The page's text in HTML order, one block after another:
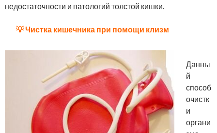
недостаточности и патологий толстой кишки.
💡 Чистка кишечника при помощи клизм
Данны
й
способ
очистк
и
органи